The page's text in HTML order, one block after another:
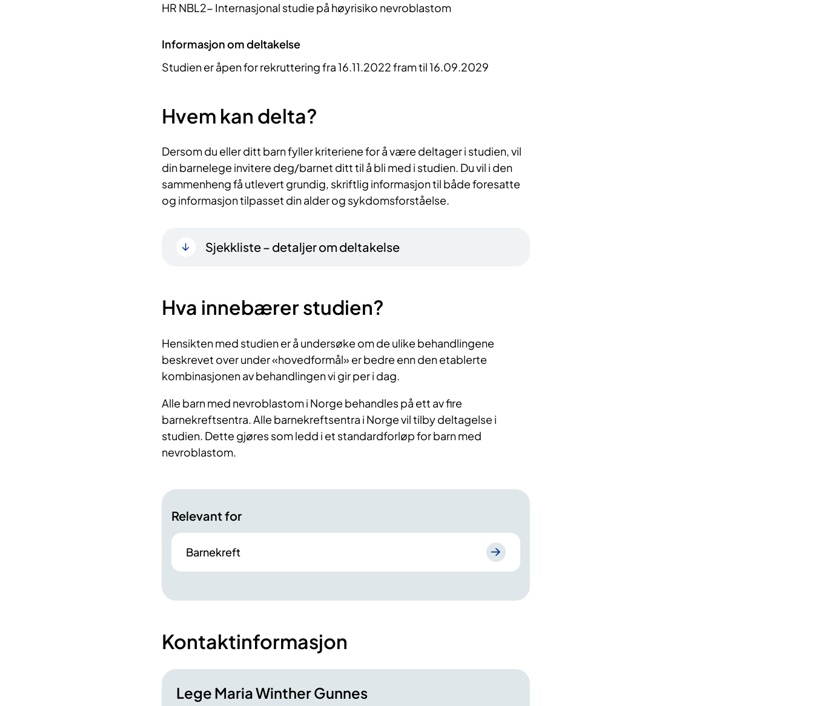
HR NBL2- Internasjonal studie på høyrisiko nevroblastom
Informasjon om deltakelse
Studien er åpen for rekruttering fra 16.11.2022 fram til 16.09.2029
Hvem kan delta?
Dersom du eller ditt barn fyller kriteriene for å være deltager i studien, vil
din barnelege invitere deg/barnet ditt til å bli med i studien. Du vil i den
sammenheng få utlevert grundig, skriftlig informasjon til både foresatte
og informasjon tilpasset din alder og sykdomsforståelse.
Sjekkliste – detaljer om deltakelse
Hva innebærer studien?
Hensikten med studien er å undersøke om de ulike behandlingene
beskrevet over under «hovedformål» er bedre enn den etablerte
kombinasjonen av behandlingen vi gir per i dag.
Alle barn med nevroblastom i Norge behandles på ett av fire
barnekreftsentra. Alle barnekreftsentra i Norge vil tilby deltagelse i
studien. Dette gjøres som ledd i et standardforløp for barn med
nevroblastom.
Relevant for
Barnekreft
Kontaktinformasjon
Lege Maria Winther Gunnes